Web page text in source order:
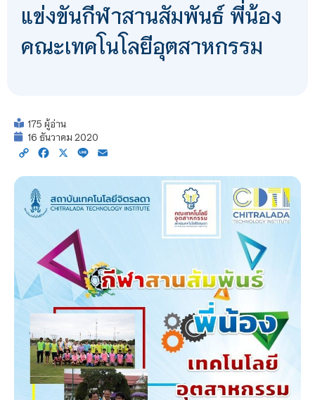
แข่งขันกีฬาสานสัมพันธ์ พี่น้อง
คณะเทคโนโลยีอุตสาหกรรม
175 ผู้อ่าน
16 ธันวาคม 2020
Copy Facebook
X Line